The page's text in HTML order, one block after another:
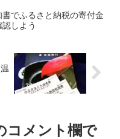
でふるさと納税の寄付金
しよう
コメント欄で